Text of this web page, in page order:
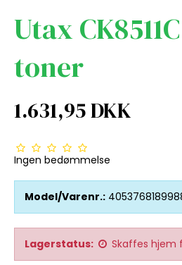
Utax
toner
1.631,95 DKK
Ingen bedømmelse
Model/Varenr.:
Lagerstatus: Skaffes hjem